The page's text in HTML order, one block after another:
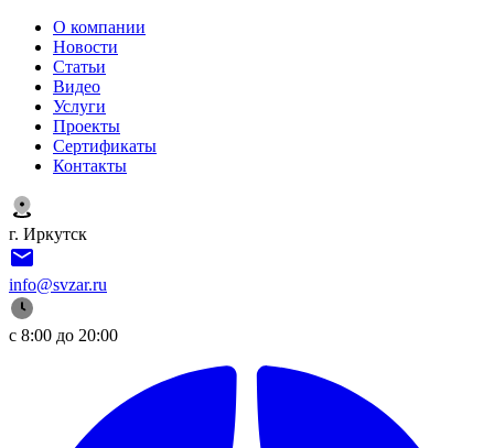
О компании
Новости
Статьи
Видео
Услуги
Проекты
Сертификаты
Контакты
г. Иркутск
info@svzar.ru
с 8:00 до 20:00